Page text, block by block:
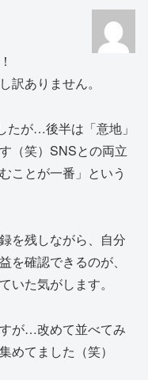
訳ありません。
たが…後半は「意地」
（笑）SNSとの両立
ことが一番」という
を残しながら、自分
を確認できるのが、
いた気がします。
が…改めて並べてみ
めてました（笑）